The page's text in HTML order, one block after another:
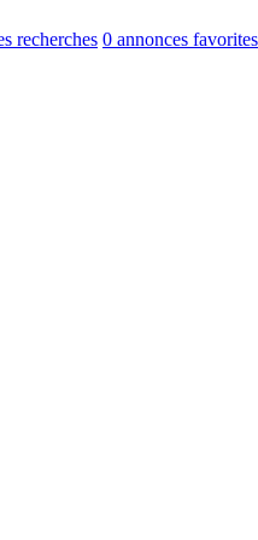
recherches 0 annonces favorites